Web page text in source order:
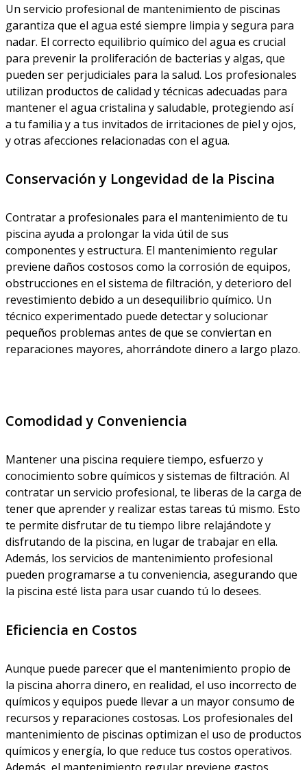
Un servicio profesional de mantenimiento de piscinas
garantiza que el agua esté siempre limpia y segura para
nadar. El correcto equilibrio químico del agua es crucial
para prevenir la proliferación de bacterias y algas, que
pueden ser perjudiciales para la salud. Los profesionales
utilizan productos de calidad y técnicas adecuadas para
mantener el agua cristalina y saludable, protegiendo así
a tu familia y a tus invitados de irritaciones de piel y ojos,
y otras afecciones relacionadas con el agua.
Conservación y Longevidad de la Piscina
Contratar a profesionales para el mantenimiento de tu
piscina ayuda a prolongar la vida útil de sus
componentes y estructura. El mantenimiento regular
previene daños costosos como la corrosión de equipos,
obstrucciones en el sistema de filtración, y deterioro del
revestimiento debido a un desequilibrio químico. Un
técnico experimentado puede detectar y solucionar
pequeños problemas antes de que se conviertan en
reparaciones mayores, ahorrándote dinero a largo plazo.
Comodidad y Conveniencia
Mantener una piscina requiere tiempo, esfuerzo y
conocimiento sobre químicos y sistemas de filtración. Al
contratar un servicio profesional, te liberas de la carga de
tener que aprender y realizar estas tareas tú mismo. Esto
te permite disfrutar de tu tiempo libre relajándote y
disfrutando de la piscina, en lugar de trabajar en ella.
Además, los servicios de mantenimiento profesional
pueden programarse a tu conveniencia, asegurando que
la piscina esté lista para usar cuando tú lo desees.
Eficiencia en Costos
Aunque puede parecer que el mantenimiento propio de
la piscina ahorra dinero, en realidad, el uso incorrecto de
químicos y equipos puede llevar a un mayor consumo de
recursos y reparaciones costosas. Los profesionales del
mantenimiento de piscinas optimizan el uso de productos
químicos y energía, lo que reduce tus costos operativos.